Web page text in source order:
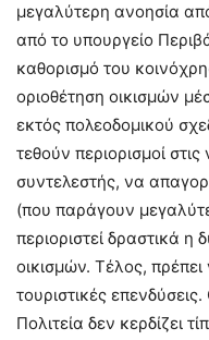
μεγαλύτερη ανοησία
από το υπουργείο
καθορισμό του
οριοθέτηση οικισμών
εκτός πολεοδομικού
τεθούν περιορισμοί
συντελεστής, να
(που παράγουν
περιοριστεί δραστικά
οικισμών. Τέλος,
τουριστικές
Πολιτεία δεν κερδίζει